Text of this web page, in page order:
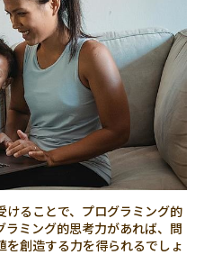
ることで、プログラミング的
ミング的思考力があれば、問
創造する力を得られるでしょ